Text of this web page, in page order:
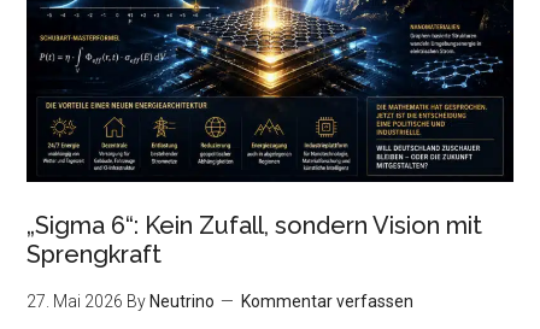
„Sigma 6“: Kein Zufall, sondern Vision mit
Sprengkraft
27. Mai 2026 By Neutrino Kommentar verfassen